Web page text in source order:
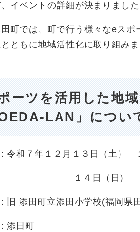
イベントの詳細が決まりました
町では、町で行う様々なeスポ
ともに地域活性化に取り組み
ーツを活用した地
LAN」につい
和７年１２月１３日（土）
日（日） １０時０
添田町立添田小学校(福岡県田
田町